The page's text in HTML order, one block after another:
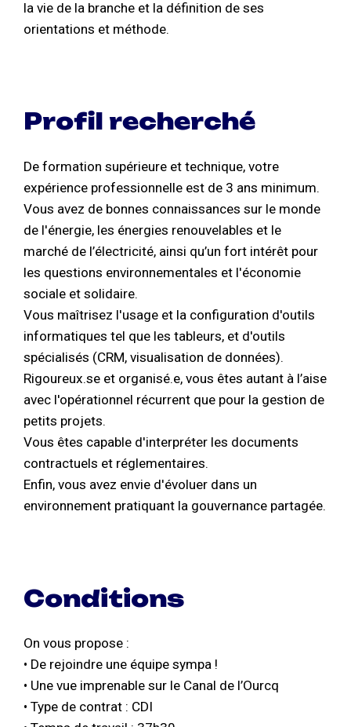
la vie de la branche et la définition de ses
orientations et méthode.
Profil recherché
De formation supérieure et technique, votre
expérience professionnelle est de 3 ans minimum.
Vous avez de bonnes connaissances sur le monde
de l'énergie, les énergies renouvelables et le
marché de l’électricité, ainsi qu’un fort intérêt pour
les questions environnementales et l'économie
sociale et solidaire.
Vous maîtrisez l'usage et la configuration d'outils
informatiques tel que les tableurs, et d'outils
spécialisés (CRM, visualisation de données).
Rigoureux.se et organisé.e, vous êtes autant à l’aise
avec l'opérationnel récurrent que pour la gestion de
petits projets.
Vous êtes capable d'interpréter les documents
contractuels et réglementaires.
Enfin, vous avez envie d'évoluer dans un
environnement pratiquant la gouvernance partagée.
Conditions
On vous propose :
• De rejoindre une équipe sympa !
• Une vue imprenable sur le Canal de l’Ourcq
• Type de contrat : CDI